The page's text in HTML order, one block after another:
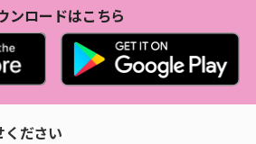
ンロードはこちら
ください